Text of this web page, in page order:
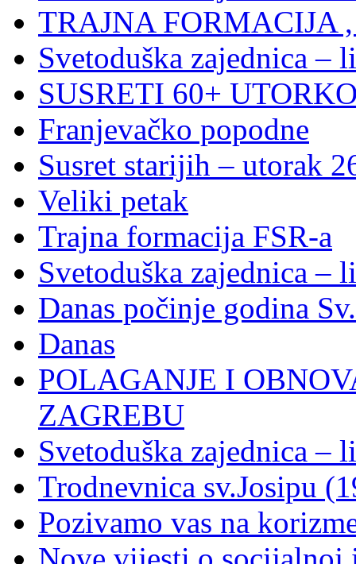
TRAJNA FORMACIJA
Svetoduška zajednica –
SUSRETI 60+
Franjevačko popodne
Susret starijih – utorak
Veliki petak
Trajna formacija FSR-a
Svetoduška zajednica –
Danas počinje godina
Danas
POLAGANJE I
ZAGREBU
Svetoduška zajednica –
Trodnevnica sv.Josipu
Pozivamo vas na